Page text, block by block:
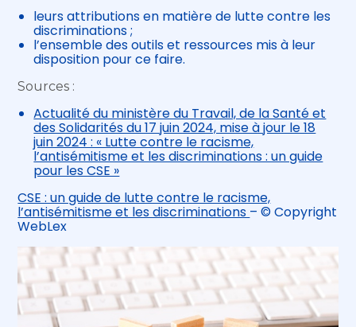
leurs attributions en matière de lutte contre les
discriminations ;
l’ensemble des outils et ressources mis à leur
disposition pour ce faire.
Sources :
Actualité du ministère du Travail, de la Santé et
des Solidarités du 17 juin 2024, mise à jour le 18
juin 2024 : « Lutte contre le racisme,
l’antisémitisme et les discriminations : un guide
pour les CSE »
CSE : un guide de lutte contre le racisme,
l’antisémitisme et les discriminations – © Copyright
WebLex